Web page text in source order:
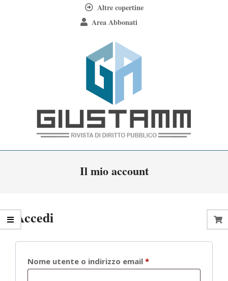
Altre copertine
Area Abbonati
Giustamm
Il mio account
Accedi
Nome utente o indirizzo email *Richiesto